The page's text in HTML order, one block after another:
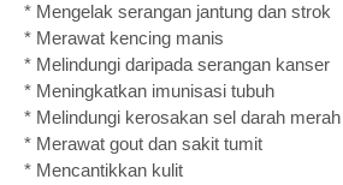
* Mengelak serangan jantung dan strok
* Merawat kencing manis
* Melindungi daripada serangan kanser
* Meningkatkan imunisasi tubuh
* Melindungi kerosakan sel darah merah
* Merawat gout dan sakit tumit
* Mencantikkan kulit